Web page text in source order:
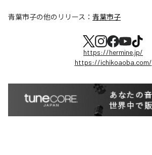
青葉市子の他のリリース： 青葉市子
https://hermine.jp/
https://ichikoaoba.com/